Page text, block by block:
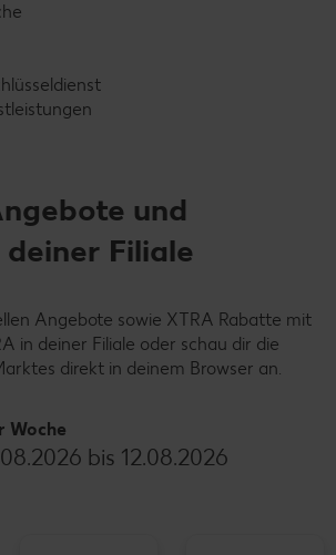
und
Filiale
Angebote sowie XTRA Rabatte mit
in deiner Filiale oder schau dir die
direkt in deinem Browser an.
Woche
bis 12.08.2026